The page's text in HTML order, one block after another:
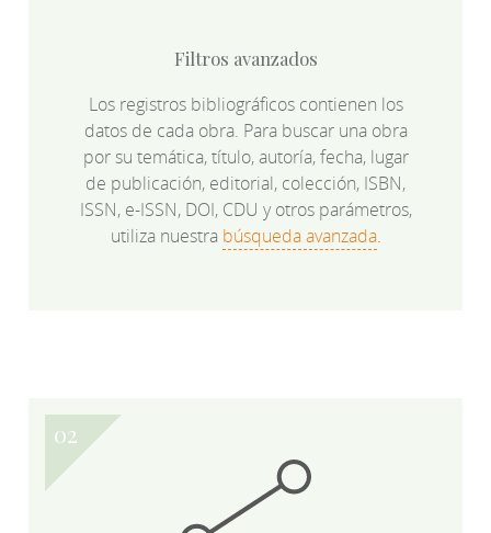
Filtros avanzados
Los registros bibliográficos contienen los
datos de cada obra. Para buscar una obra
por su temática, título, autoría, fecha, lugar
de publicación, editorial, colección, ISBN,
ISSN, e-ISSN, DOI, CDU y otros parámetros,
utiliza nuestra búsqueda avanzada.